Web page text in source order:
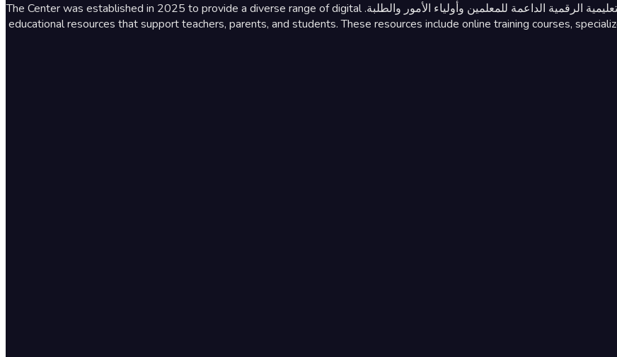
تأسس المركز في عام 2025 بهدف توفير مجموعة متنوعة من الموارد التعليمية الرقمية الداعمة للمعلمين وأولياء الأمور والطلبة. The Center was established in 2025 to provide a diverse range of digital
educational resources that support teachers, parents, and students. These resources include online training courses,